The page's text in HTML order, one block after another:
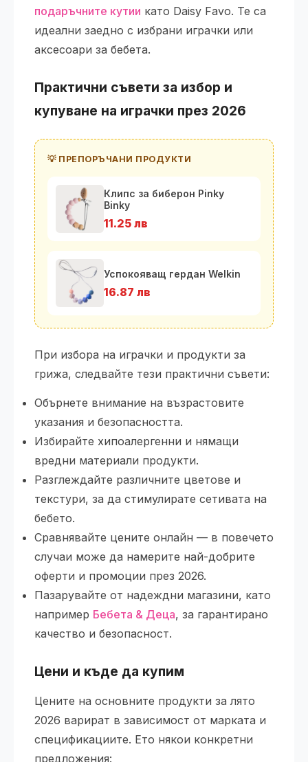
подаръчните кутии като Daisy Favo. Те са
идеални заедно с избрани играчки или
аксесоари за бебета.
Практични съвети за избор и
купуване на играчки през 2026
💡 ПРЕПОРЪЧАНИ ПРОДУКТИ
Клипс за биберон Pinky
Binky
11.25 лв
Успокояващ гердан Welkin
16.87 лв
При избора на играчки и продукти за
грижа, следвайте тези практични съвети:
Обърнете внимание на възрастовите
указания и безопасността.
Избирайте хипоалергенни и нямащи
вредни материали продукти.
Разглеждайте различните цветове и
текстури, за да стимулирате сетивата на
бебето.
Сравнявайте цените онлайн — в повечето
случаи може да намерите най-добрите
оферти и промоции през 2026.
Пазарувайте от надеждни магазини, като
например Бебета & Деца, за гарантирано
качество и безопасност.
Цени и къде да купим
Цените на основните продукти за лято
2026 варират в зависимост от марката и
спецификациите. Ето някои конкретни
предложения: